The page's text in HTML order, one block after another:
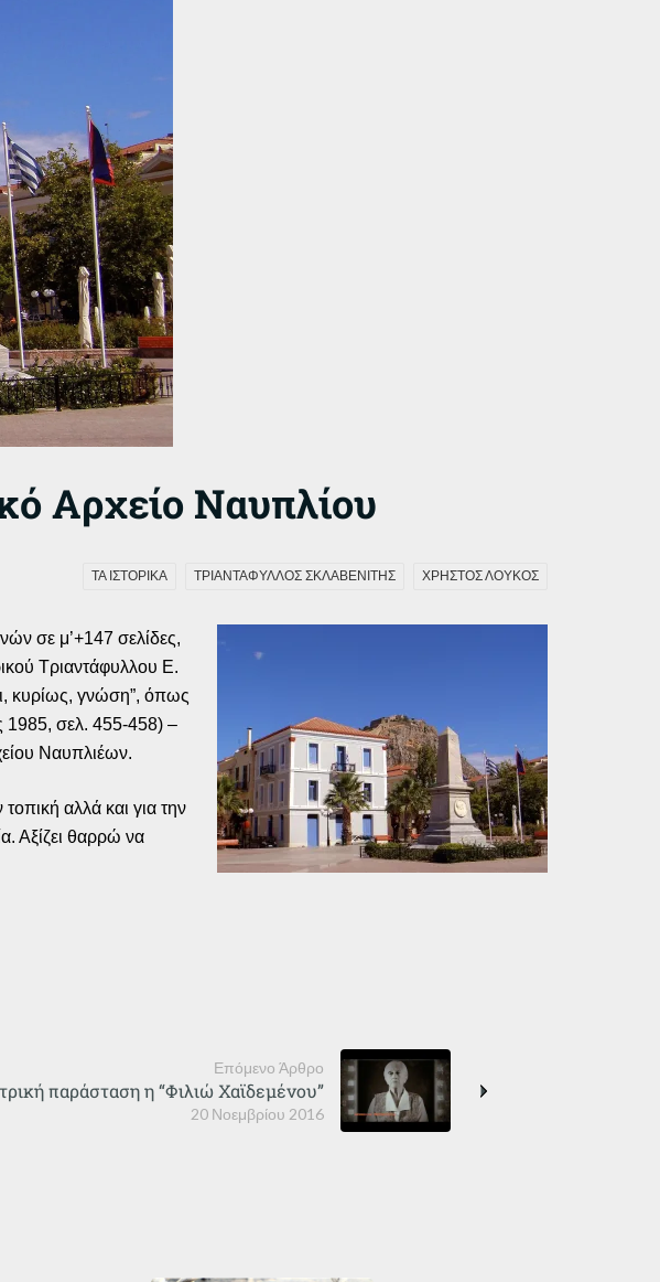
Αρχείο Ναυπλίου
ΤΑ ΙΣΤΟΡΙΚΑ ΤΡΙΑΝΤΑΦΥΛΛΟΣ ΣΚΛΑΒΕΝΙΤΗΣ ΧΡΗΣΤΟΣ ΛΟΥΚΟΣ
σε μ’+147 σελίδες,
Τριαντάφυλλου Ε.
κυρίως, γνώση”, όπως
1985, σελ. 455-458) –
Ναυπλιέων.
αλλά και για την
Αξίζει θαρρώ να
Επόμενο Άρθρο
20 Νοεμβρίου 2016
παράσταση η “Φιλιώ Χαϊδεμένου”